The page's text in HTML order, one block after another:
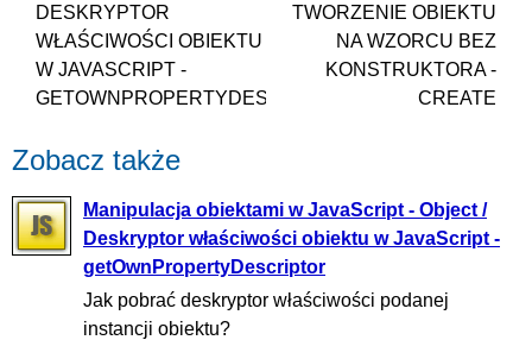
DESKRYPTOR
WŁAŚCIWOŚCI OBIEKTU
W JAVASCRIPT -
GETOWNPROPERTYDESCRIPTOR
TWORZENIE OBIEKTU
NA WZORCU BEZ
KONSTRUKTORA -
CREATE
Zobacz także
Manipulacja obiektami w JavaScript - Object /
Deskryptor właściwości obiektu w JavaScript -
getOwnPropertyDescriptor
Jak pobrać deskryptor właściwości podanej
instancji obiektu?